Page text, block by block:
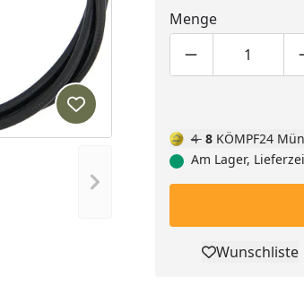
Nächstes Bild anzeigen
Produkt zur Wunschliste
Menge
Produktmenge
4 8 KÖMPF24
Am Lager,
Wunschliste